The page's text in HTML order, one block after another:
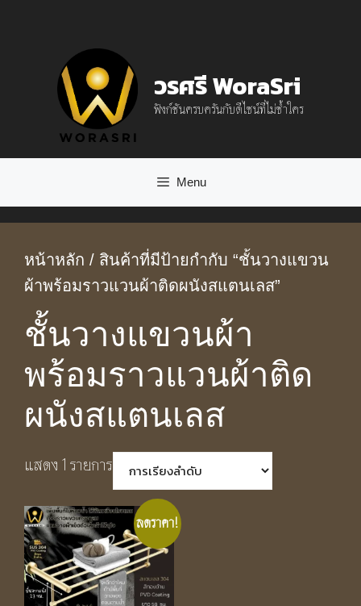
วรศรี WoraSri
ฟังก์ชันครบครันกับดีไซน์ที่ไม่ซ้ำใคร
Menu
หน้าหลัก / สินค้าที่มีป้ายกำกับ “ชั้นวางแขวน
ผ้าพร้อมราวแวนผ้าติดผนังสแตนเลส”
ชั้นวางแขวนผ้า
พร้อมราวแวนผ้าติด
ผนังสแตนเลส
แสดง 1 รายการ
ลดราคา!